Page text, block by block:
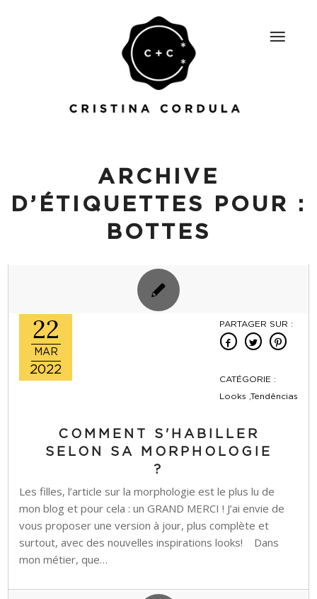
ARCHIVE
D’ÉTIQUETTES POUR :
BOTTES
22
MAR
2022
PARTAGER SUR :
CATÉGORIE :
Looks ,Tendências
COMMENT S'HABILLER
SELON SA MORPHOLOGIE
?
Les filles, l’article sur la morphologie est le plus lu de
mon blog et pour cela : un GRAND MERCI ! J’ai envie de
vous proposer une version à jour, plus complète et
surtout, avec des nouvelles inspirations looks! Dans
mon métier, que…